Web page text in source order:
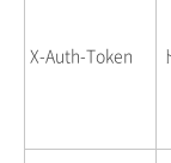
X-Auth-Token